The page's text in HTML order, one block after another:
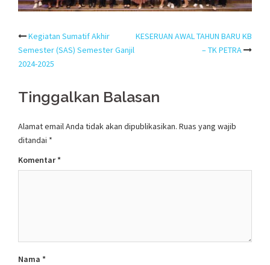
Post
navigation
Kegiatan Sumatif Akhir
Semester (SAS) Semester Ganjil
2024-2025
KESERUAN AWAL TAHUN BARU KB
– TK PETRA
Tinggalkan Balasan
Alamat email Anda tidak akan dipublikasikan. Ruas yang wajib
ditandai *
Komentar*
Nama *